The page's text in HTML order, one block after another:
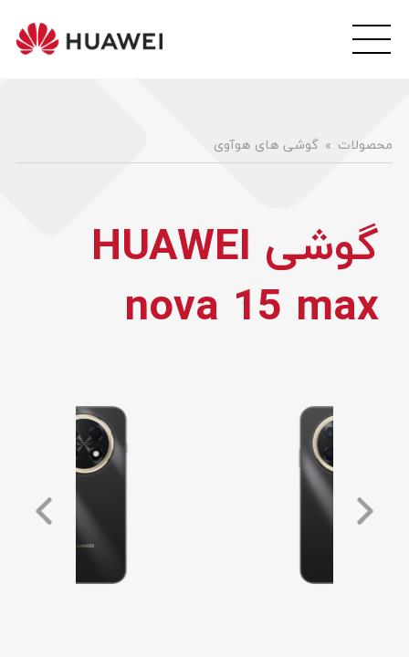
محصولات گوشی های هوآوی
گوشی HUAWEI
nova 15 max